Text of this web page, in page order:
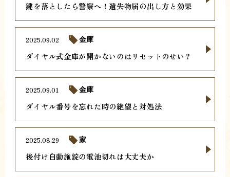
鍵を落としたら警察へ！遺失物届の出し方と効果
ダイヤル式金庫が開かないのはリセットのせい？
2025.09.02 金庫
ダイヤル番号を忘れた時の絶望と対処法
2025.09.01 金庫
後付け自動施錠の電池切れは大丈夫か
2025.08.29 家